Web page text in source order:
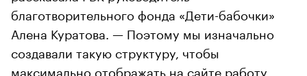
благотворительного фонда «Дети-бабочки»
Алена Куратова. — Поэтому мы изначально
создавали такую структуру, чтобы
максимально отображать на сайте работу